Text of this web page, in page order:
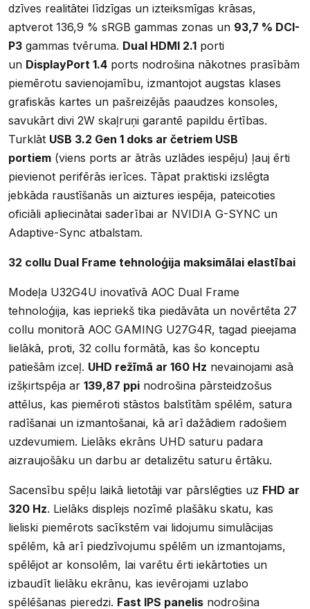
dzīves realitātei līdzīgas un izteiksmīgas krāsas,
aptverot 136,9 % sRGB gammas zonas un 93,7 % DCI-
P3 gammas tvēruma. Dual HDMI 2.1 porti
un DisplayPort 1.4 ports nodrošina nākotnes prasībām
piemērotu savienojamību, izmantojot augstas klases
grafiskās kartes un pašreizējās paaudzes konsoles,
savukārt divi 2W skaļruņi garantē papildu ērtības.
Turklāt USB 3.2 Gen 1 doks ar četriem USB
portiem (viens ports ar ātrās uzlādes iespēju) ļauj ērti
pievienot perifērās ierīces. Tāpat praktiski izslēgta
jebkāda raustīšanās un aiztures iespēja, pateicoties
oficiāli apliecinātai saderībai ar NVIDIA G-SYNC un
Adaptive-Sync atbalstam.
32 collu Dual Frame tehnoloģija maksimālai elastībai
Modeļa U32G4U inovatīvā AOC Dual Frame
tehnoloģija, kas iepriekš tika piedāvāta un novērtēta 27
collu monitorā AOC GAMING U27G4R, tagad pieejama
lielākā, proti, 32 collu formātā, kas šo konceptu
patiešām izceļ. UHD režīmā ar 160 Hz nevainojami asā
izšķirtspēja ar 139,87 ppi nodrošina pārsteidzošus
attēlus, kas piemēroti stāstos balstītām spēlēm, satura
radīšanai un izmantošanai, kā arī dažādiem radošiem
uzdevumiem. Lielāks ekrāns UHD saturu padara
aizraujošāku un darbu ar detalizētu saturu ērtāku.
Sacensību spēļu laikā lietotāji var pārslēgties uz FHD ar
320 Hz. Lielāks displejs nozīmē plašāku skatu, kas
lieliski piemērots sacīkstēm vai lidojumu simulācijas
spēlēm, kā arī piedzīvojumu spēlēm un izmantojams,
spēlējot ar konsolēm, lai varētu ērti iekārtoties un
izbaudīt lielāku ekrānu, kas ievērojami uzlabo
spēlēšanas pieredzi. Fast IPS panelis nodrošina